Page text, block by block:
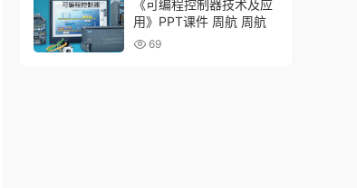
《可编程控制器技术及应
用》PPT课件 周航 周航
69